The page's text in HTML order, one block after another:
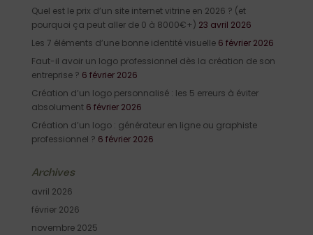
Quel est le prix d’un site internet vitrine en 2026 ? (et
pourquoi ça peut aller de 0 à 8000€+) 23 avril 2026
Les 7 éléments d’une bonne identité visuelle 6 février 2026
Faut-il avoir un logo professionnel dès la création de son
entreprise ? 6 février 2026
Création d’un logo personnalisé : les 5 erreurs à éviter
absolument 6 février 2026
Création d’un logo : générateur en ligne ou graphiste
professionnel ? 6 février 2026
Archives
avril 2026
février 2026
novembre 2025